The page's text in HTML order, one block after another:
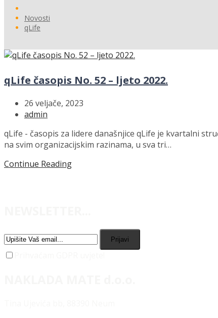
Novosti
qLife
qLife časopis No. 52 – ljeto 2022.
26 veljače, 2023
admin
qLife - časopis za lidere današnjice qLife je kvartalni
na svim organizacijskim razinama, u sva tri…
Continue Reading
Prijavi